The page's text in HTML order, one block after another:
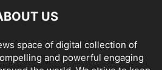
US
space of digital collection of
and powerful engaging